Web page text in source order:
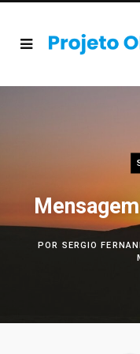
POR SERGIO